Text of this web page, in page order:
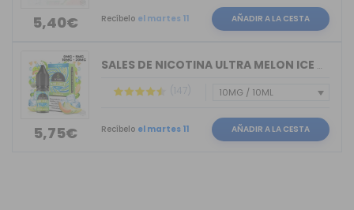
5,40€ Recíbelo el martes 11 AÑADIR A LA CESTA
5,75€
SALES DE NICOTINA ULTRA MELON ICE BAR...
(147)
Recíbelo el martes 11 AÑADIR A LA CESTA